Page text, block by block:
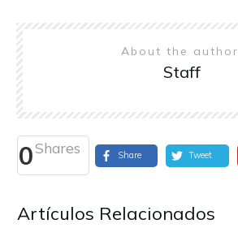
About the author
Staff
0Shares Share Tweet
Artículos Relacionados